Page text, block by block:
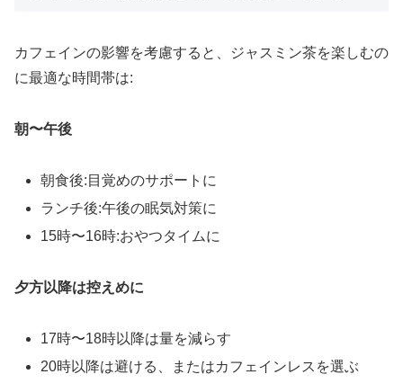
カフェインの影響を考慮すると、ジャスミン茶を楽しむの
に最適な時間帯は:
朝〜午後
朝食後:目覚めのサポートに
ランチ後:午後の眠気対策に
15時〜16時:おやつタイムに
夕方以降は控えめに
17時〜18時以降は量を減らす
20時以降は避ける、またはカフェインレスを選ぶ